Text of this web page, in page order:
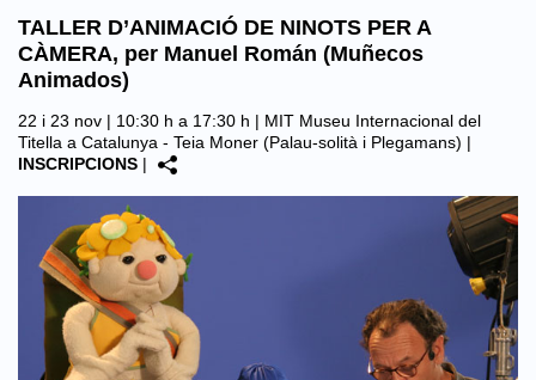
TALLER D’ANIMACIÓ DE NINOTS PER A
CÀMERA, per Manuel Román (Muñecos
Animados)
22 i 23 nov | 10:30 h a 17:30 h | MIT Museu Internacional del
Titella a Catalunya - Teia Moner (Palau-solità i Plegamans) |
INSCRIPCIONS |